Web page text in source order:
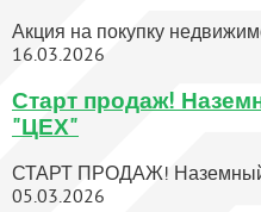
Акция на покупку
16.03.2026
Старт продаж!
"ЦЕХ"
СТАРТ ПРОДАЖ!
05.03.2026